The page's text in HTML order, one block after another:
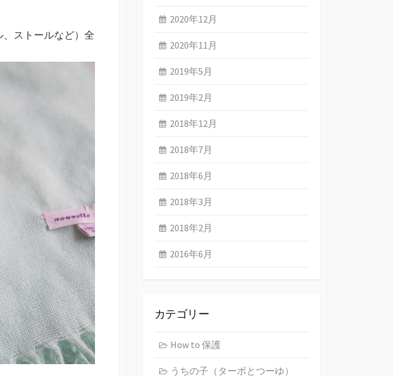
ストールなど）全
2020年12月
2020年11月
2019年5月
2019年2月
2018年12月
2018年7月
2018年6月
2018年3月
2018年2月
2016年6月
カテゴリー
How to 保護
うちの子（ターボとつーゆ）